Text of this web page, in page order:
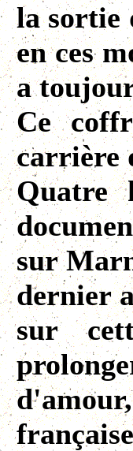
la sortie
en ces
a
Ce
carrière
Quatre
sur
dernier
sur